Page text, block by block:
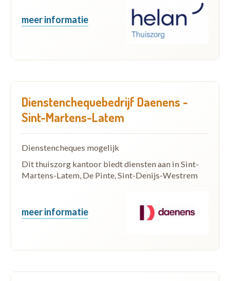
meer informatie
Dienstenchequebedrijf Daenens -
Sint-Martens-Latem
Dienstencheques mogelijk
Dit thuiszorg kantoor biedt diensten aan in Sint-
Martens-Latem, De Pinte, Sint-Denijs-Westrem
meer informatie